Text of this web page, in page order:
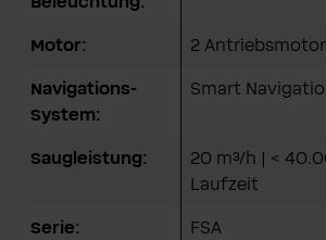
Motor: 2
Navigations-
System:
Smart
Saugleistung:
20 m³/h | <
Laufzeit
Serie: FSA